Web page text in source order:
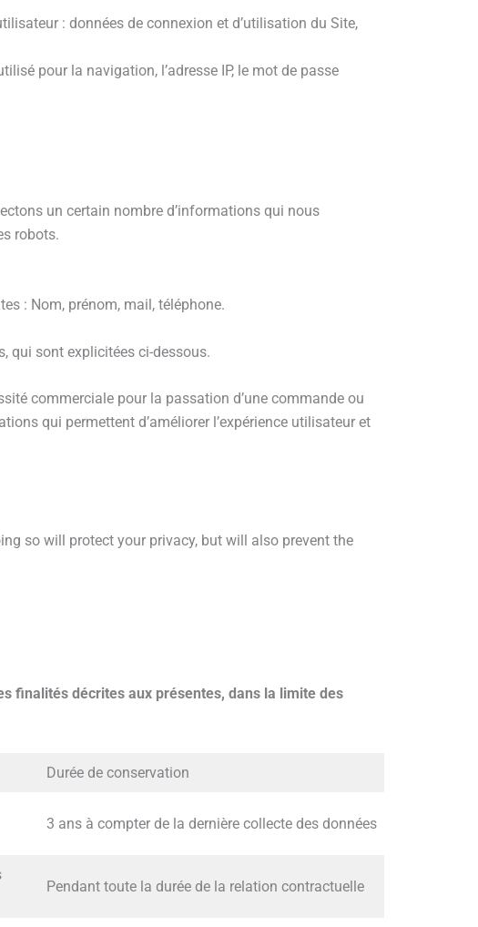
: données de connexion et d’utilisation du Site,
pour la navigation, l’adresse IP, le mot de passe
un certain nombre d’informations qui nous
robots.
: Nom, prénom, mail, téléphone.
qui sont explicitées ci-dessous.
commerciale pour la passation d’une commande ou
qui permettent d’améliorer l’expérience utilisateur et
so will protect your privacy, but will also prevent the
finalités décrites aux présentes, dans la limite des
Durée de conservation
3 ans à compter de la dernière collecte des données
Pendant toute la durée de la relation contractuelle